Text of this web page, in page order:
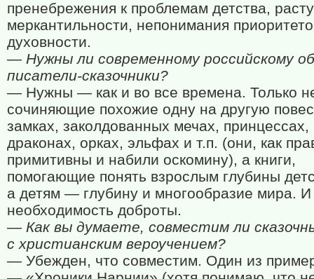
пренебрежения к проблемам детства,
меркантильности, непонимания
духовности.
— Нужны ли современному российскому
писатели-сказочники?
— Нужны — как и во все времена. Только
сочиняющие похожие одну на другую
замках, заколдованных мечах, принцессах,
драконах, орках, эльфах и т.п. (они, как
примитивны и набили оскомину), а книги,
помогающие понять взрослым глубины
а детям — глубину и многообразие мира. И
необходимость доброты.
— Как вы думаете, совместим ли
с христианским вероучением?
— Убежден, что совместим. Один из